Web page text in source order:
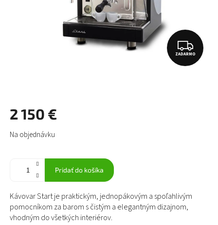
Z
A
ZADARMO
2 150 €
Jednotková
cena:
Na objednávku
Pridať do košíka
Kávovar Start je praktickým, jednopákovým a spoľahlivým
pomocníkom za barom s čistým a elegantným dizajnom,
vhodným do všetkých interiérov.